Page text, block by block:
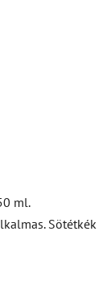
ml.
Sötétkék